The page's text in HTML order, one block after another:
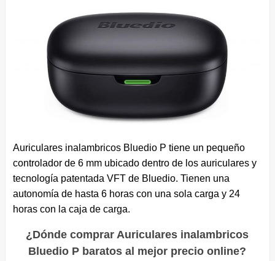
Auriculares inalambricos Bluedio P tiene un pequeño
controlador de 6 mm ubicado dentro de los auriculares y
tecnología patentada VFT de Bluedio. Tienen una
autonomía de hasta 6 horas con una sola carga y 24
horas con la caja de carga.
¿Dónde comprar Auriculares inalambricos
Bluedio P baratos al mejor precio online?